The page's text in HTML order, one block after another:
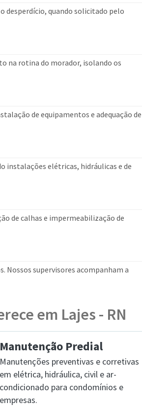
desperdício, quando solicitado pelo
na rotina do morador, isolando os
de equipamentos e adequação de
instalações elétricas, hidráulicas e de
de calhas e impermeabilização de
Nossos supervisores acompanham a
em Lajes - RN
Manutenção Predial
Manutenções preventivas e corretivas
em elétrica, hidráulica, civil e ar-
condicionado para condomínios e
empresas.